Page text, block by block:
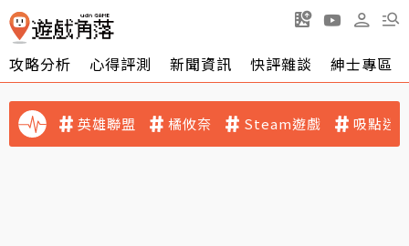
攻略分析 心得評測 新聞資訊 快評雜談 紳士專區
英雄聯盟 橘攸奈 Steam遊戲 吸點迷